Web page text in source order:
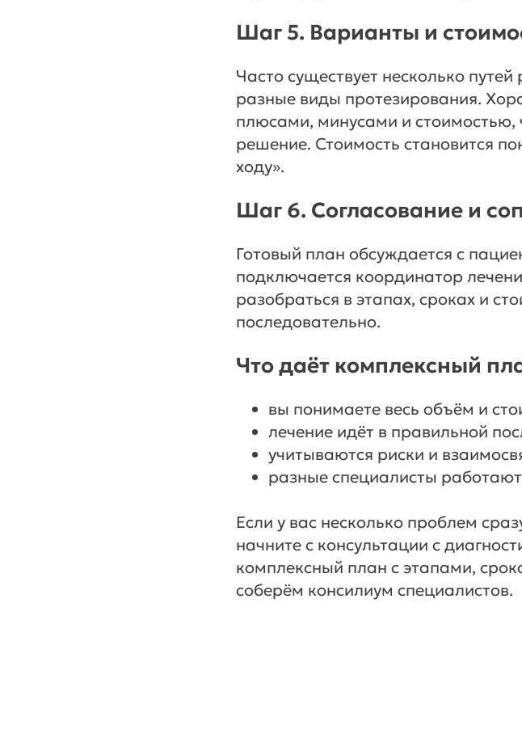
Шаг 5. Варианты и
Часто существует несколько
разные виды протезирования.
плюсами, минусами и стоимостью,
решение. Стоимость становится
ходу».
Шаг 6. Согласование и
Готовый план обсуждается с
подключается координатор
разобраться в этапах, сроках и
последовательно.
Что даёт комплексный
вы понимаете весь объём и
лечение идёт в правильной
учитываются риски и
разные специалисты
Если у вас несколько проблем
начните с консультации с
комплексный план с этапами,
соберём консилиум специалистов.